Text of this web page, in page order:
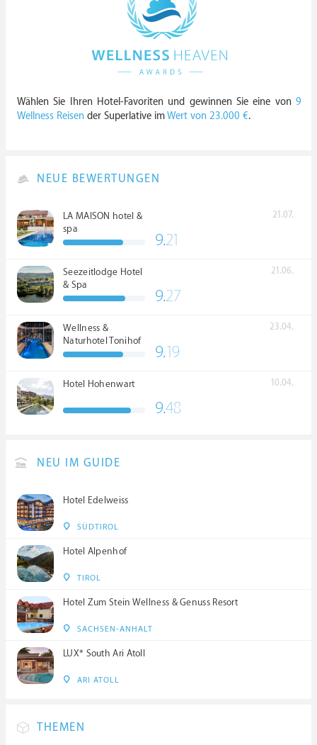
Wählen Sie Ihren Hotel-Favoriten und gewinnen Sie eine von 9
Wellness Reisen der Superlative imWert von 23.000 €.
NEUE BEWERTUNGEN
LA MAISON hotel &
spa
21.07.
9.21
Seezeitlodge Hotel
& Spa
21.06.
9.27
Wellness &
Naturhotel Tonihof
****S
23.04.
9.19
Hotel Hohenwart 10.04.
9.48
NEU IM GUIDE
Hotel Edelweiss
SÜDTIROL
Hotel Alpenhof
TIROL
Hotel Zum Stein Wellness & Genuss Resort
SACHSEN-ANHALT
LUX* South Ari Atoll
ARI ATOLL
THEMEN